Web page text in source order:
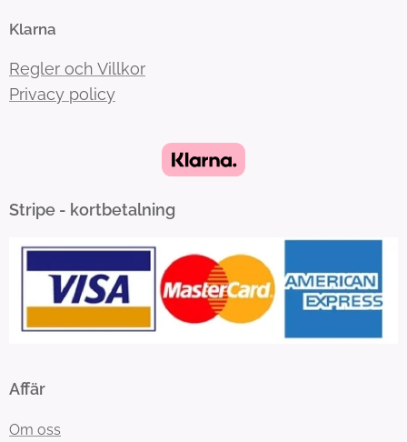
Klarna
Regler och Villkor
Privacy policy
Stripe - kortbetalning
Affär
Om oss